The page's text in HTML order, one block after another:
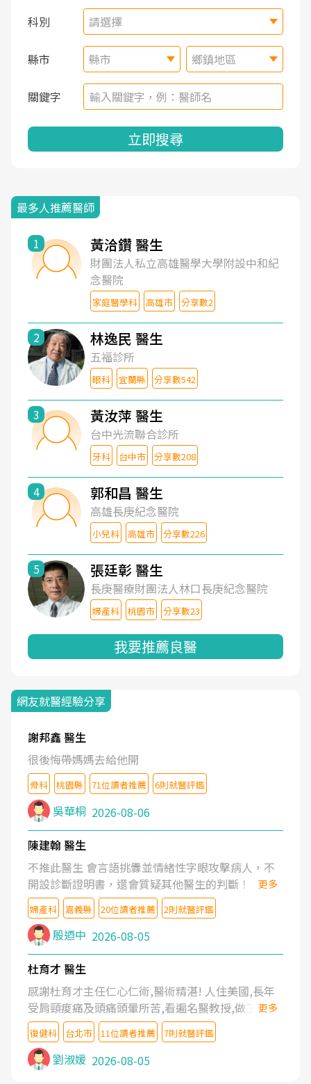
科別 請選擇
縣市 縣市 鄉鎮地區
關鍵字
立即搜尋
最多人推薦醫師
1 黃洽鑽 醫生
財團法人私立高雄醫學大學附設中和紀
念醫院
家庭醫學科 高雄市 分享數2
2 林逸民 醫生
五福診所
眼科 宜蘭縣 分享數542
3 黃汝萍 醫生
台中光流聯合診所
牙科 台中市 分享數208
4 郭和昌 醫生
高雄長庚紀念醫院
小兒科 高雄市 分享數226
5 張廷彰 醫生
長庚醫療財團法人林口長庚紀念醫院
婦產科 桃園市 分享數23
我要推薦良醫
網友就醫經驗分享
謝邦鑫 醫生
很後悔帶媽媽去給他開
骨科 桃園縣 71位讀者推薦 6則就醫評鑑
吳華桐 2026-08-06
陳建翰 醫生
不推此醫生 會言語挑釁並情緒性字眼攻擊病人，不
開設診斷證明書，還會質疑其他醫生的判斷！
更多
婦產科 嘉義縣 20位讀者推薦 2則就醫評鑑
殷迺中 2026-08-05
杜育才 醫生
感謝杜育才主任仁心仁術,醫術精湛! 人住美國,長年
受肩頸痠痛及頭痛頭暈所苦,看遍名醫教授,做了各種
檢查,也嘗試過西醫打針,中醫針灸及物理徒手治療都
沒有用,後來連吃到嗎啡類止痛藥都效果有限,只是壓
症狀,沒多久就痛起來,多年失眠嚴重影響生活品質.
台灣親友介紹忠孝醫院杜育才主任是頸頭症候群專
更多
復健科 台北市 11位讀者推薦 7則就醫評鑑
劉淑媛 2026-08-05